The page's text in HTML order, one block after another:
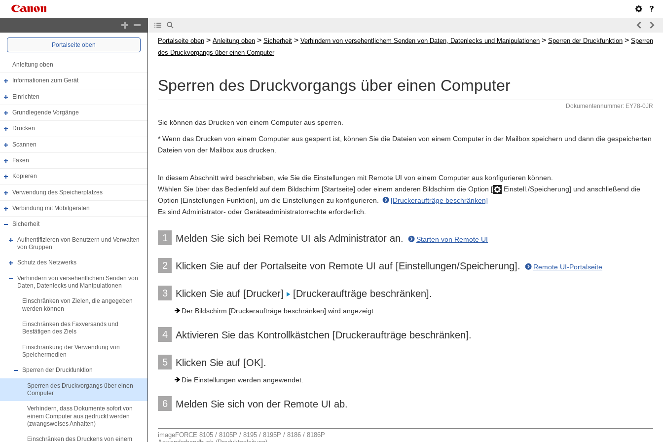
Portalseite oben
Anleitung oben
Informationen zum Gerät
Einrichten
Grundlegende Vorgänge
Drucken
Scannen
Faxen
Kopieren
Verwendung des Speicherplatzes
Verbindung mit Mobilgeräten
Sicherheit
Authentifizieren von Benutzern und Verwalten
von Gruppen
Schutz des Netzwerks
Verhindern von versehentlichem Senden von
Daten, Datenlecks und Manipulationen
Einschränken von Zielen, die angegeben
werden können
Einschränken des Faxversands und
Bestätigen des Ziels
Einschränkung der Verwendung von
Speichermedien
Sperren der Druckfunktion
Sperren des Druckvorgangs über einen
Computer
Verhindern, dass Dokumente sofort von
einem Computer aus gedruckt werden
(zwangsweises Anhalten)
Einschränken des Druckens von einem
Portalseite oben > Anleitung oben > Sicherheit > Verhindern von versehentlichem Senden von Daten, Datenlecks und Manipulationen > Sperren der Druckfunktion > Sperren
des Druckvorgangs über einen Computer
Sperren des Druckvorgangs über einen Computer
Dokumentennummer: EY78-0JR
Sie können das Drucken von einem Computer aus sperren.
* Wenn das Drucken von einem Computer aus gesperrt ist, können Sie die Dateien von einem Computer in der Mailbox speichern und dann die gespeicherten
Dateien von der Mailbox aus drucken.
In diesem Abschnitt wird beschrieben, wie Sie die Einstellungen mit Remote UI von einem Computer aus konfigurieren können.
Wählen Sie über das Bedienfeld auf dem Bildschirm [Startseite] oder einem anderen Bildschirm die Option [
Einstell./Speicherung] und anschließend die
Option [Einstellungen Funktion], um die Einstellungen zu konfigurieren.
[Druckeraufträge beschränken]
Es sind Administrator- oder Geräteadministratorrechte erforderlich.
1 Melden Sie sich bei Remote UI als Administrator an. Starten von Remote UI
2 Klicken Sie auf der Portalseite von Remote UI auf [Einstellungen/Speicherung]. Remote UI-Portalseite
3 Klicken Sie auf [Drucker] [Druckeraufträge beschränken].
Der Bildschirm [Druckeraufträge beschränken] wird angezeigt.
4 Aktivieren Sie das Kontrollkästchen [Druckeraufträge beschränken].
5 Klicken Sie auf [OK].
Die Einstellungen werden angewendet.
6 Melden Sie sich von der Remote UI ab.
imageFORCE 8105 / 8105P / 8195 / 8195P / 8186 / 8186P